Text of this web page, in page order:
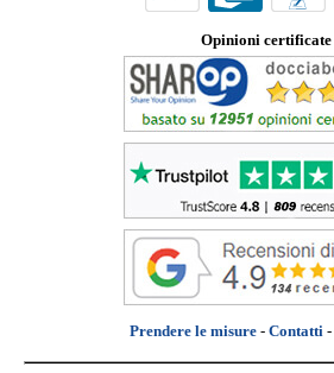
Opinioni certificate
Prendere le misure - Contatti -